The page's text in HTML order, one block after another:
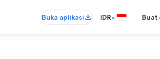
Buka aplikasi IDR• Buat